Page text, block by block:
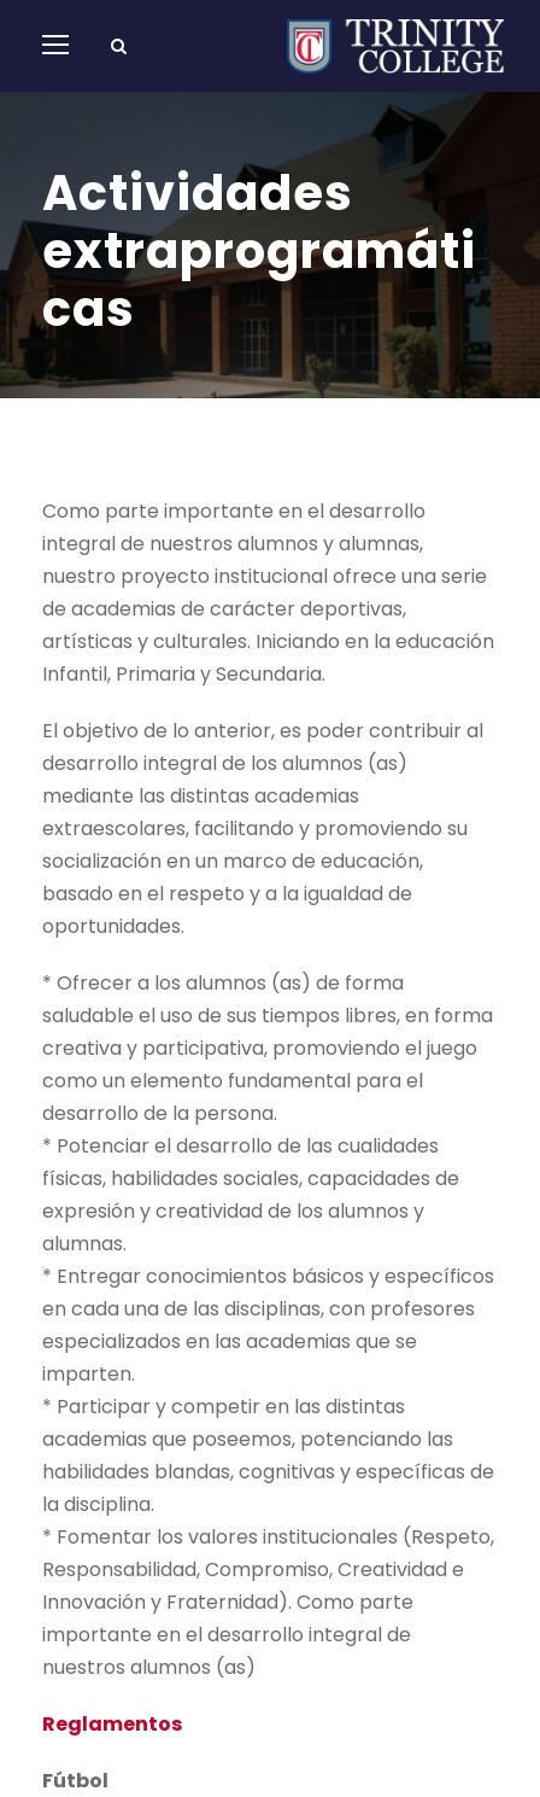
Actividades
extraprogramáti
cas
Como parte importante en el desarrollo
integral de nuestros alumnos y alumnas,
nuestro proyecto institucional ofrece una serie
de academias de carácter deportivas,
artísticas y culturales. Iniciando en la educación
Infantil, Primaria y Secundaria.
El objetivo de lo anterior, es poder contribuir al
desarrollo integral de los alumnos (as)
mediante las distintas academias
extraescolares, facilitando y promoviendo su
socialización en un marco de educación,
basado en el respeto y a la igualdad de
oportunidades.
* Ofrecer a los alumnos (as) de forma
saludable el uso de sus tiempos libres, en forma
creativa y participativa, promoviendo el juego
como un elemento fundamental para el
desarrollo de la persona.
* Potenciar el desarrollo de las cualidades
físicas, habilidades sociales, capacidades de
expresión y creatividad de los alumnos y
alumnas.
* Entregar conocimientos básicos y específicos
en cada una de las disciplinas, con profesores
especializados en las academias que se
imparten.
* Participar y competir en las distintas
academias que poseemos, potenciando las
habilidades blandas, cognitivas y específicas de
la disciplina.
* Fomentar los valores institucionales (Respeto,
Responsabilidad, Compromiso, Creatividad e
Innovación y Fraternidad). Como parte
importante en el desarrollo integral de
nuestros alumnos (as)
Reglamentos
Fútbol